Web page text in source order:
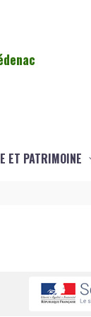
ET PATRIMOINE